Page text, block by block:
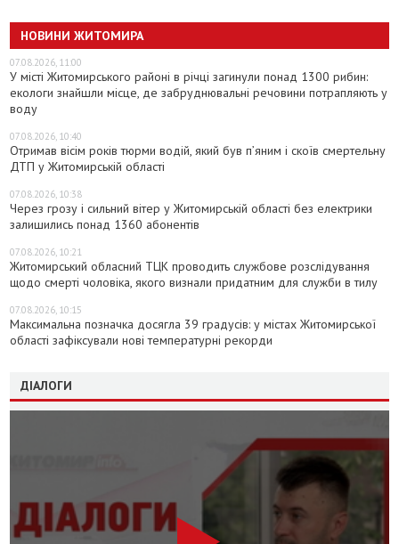
НОВИНИ ЖИТОМИРА
07.08.2026, 11:00
У місті Житомирського районі в річці загинули понад 1300 рибин:
екологи знайшли місце, де забруднювальні речовини потрапляють у
воду
07.08.2026, 10:40
Отримав вісім років тюрми водій, який був п’яним і скоїв смертельну
ДТП у Житомирській області
07.08.2026, 10:38
Через грозу і сильний вітер у Житомирській області без електрики
залишились понад 1360 абонентів
07.08.2026, 10:21
Житомирський обласний ТЦК проводить службове розслідування
щодо смерті чоловіка, якого визнали придатним для служби в тилу
07.08.2026, 10:15
Максимальна позначка досягла 39 градусів: у містах Житомирської
області зафіксували нові температурні рекорди
ДІАЛОГИ